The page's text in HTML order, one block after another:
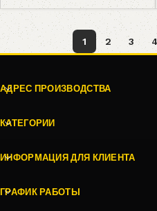
1 2 3 4
АДРЕС ПРОИЗВОДСТВА
КАТЕГОРИИ
ИНФОРМАЦИЯ ДЛЯ КЛИЕНТА
ГРАФИК РАБОТЫ